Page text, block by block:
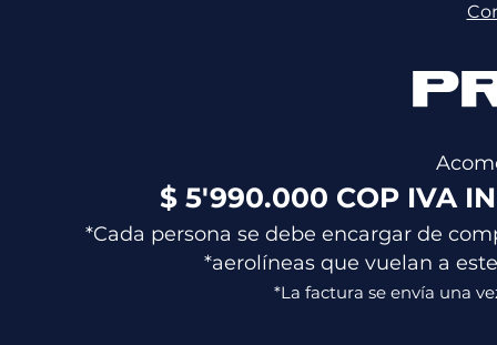
$ 5'990.000 COP IVA
*Cada persona se debe encargar de
*aerolíneas que vuelan a
*La factura se envía una